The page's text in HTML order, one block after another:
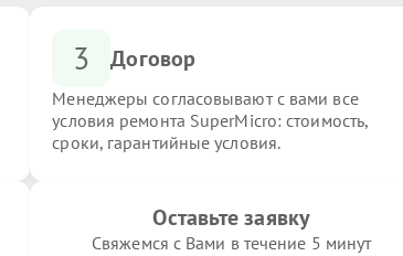
3 Договор
Менеджеры согласовывают с вами все
условия ремонта SuperMicro: стоимость,
сроки, гарантийные условия.
Оставьте заявку
Свяжемся с Вами в течение 5 минут